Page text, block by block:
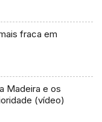
fraca em
Madeira e os
(vídeo)